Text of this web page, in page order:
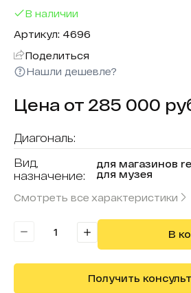
В наличии
Артикул: 4696
Поделиться
Нашли дешевле?
Цена от 285 000
Диагональ:
Вид,
назначение:
для магазинов
для музея
Форма (модель):
Смотреть все характеристики
В
Получить